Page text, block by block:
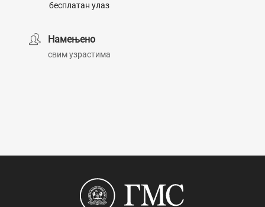
бесплатан улаз
Намењено
свим узрастима